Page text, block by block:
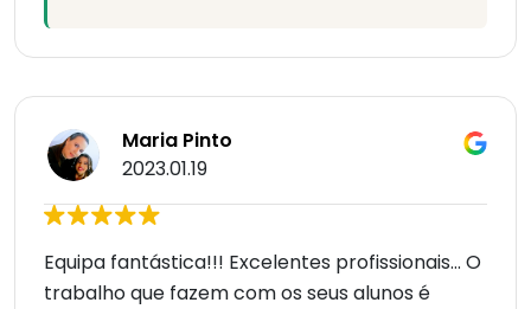
Maria Pinto
2023.01.19
Equipa fantástica!!! Excelentes profissionais... O
trabalho que fazem com os seus alunos é